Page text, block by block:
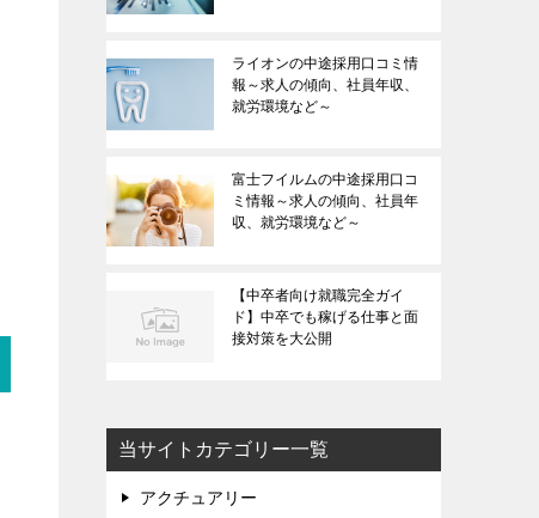
ライオンの中途採用口コミ情
報～求人の傾向、社員年収、
就労環境など～
富士フイルムの中途採用口コ
ミ情報～求人の傾向、社員年
収、就労環境など～
【中卒者向け就職完全ガイ
ド】中卒でも稼げる仕事と面
接対策を大公開
当サイトカテゴリー一覧
アクチュアリー